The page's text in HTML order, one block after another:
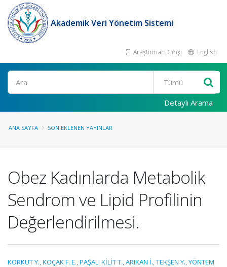
Akademik Veri Yönetim Sistemi
Araştırmacı Girişi English
Ara
Detaylı Arama
ANA SAYFA SON EKLENEN YAYINLAR
Obez Kadınlarda Metabolik
Sendrom ve Lipid Profilinin
Değerlendirilmesi.
KORKUT Y.,KOÇAK F. E.,PAŞALI KİLİT T.,ARIKAN İ.,TEKŞEN Y.,YÖNTEM